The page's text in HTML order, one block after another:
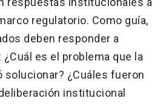
regulatorio. Como guía,
deben responder a
es el problema que la
¿Cuáles fueron
institucional